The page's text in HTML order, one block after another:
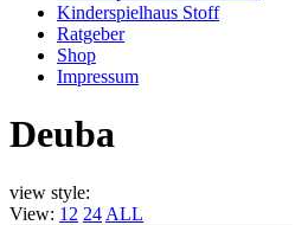
Kinderspielhaus Stoff
Ratgeber
Shop
Impressum
Deuba
view style:
View: 12 24 ALL